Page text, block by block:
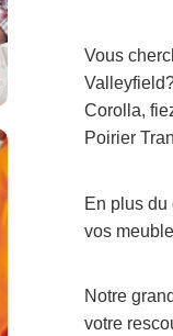
Vous
Corolla,
Poirier
En plus
vos
Notre
votre